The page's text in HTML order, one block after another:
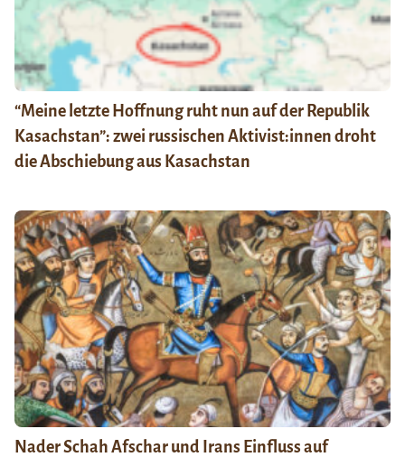
“Meine letzte Hoffnung ruht nun auf der Republik
Kasachstan”: zwei russischen Aktivist:innen droht
die Abschiebung aus Kasachstan
Nader Schah Afschar und Irans Einfluss auf